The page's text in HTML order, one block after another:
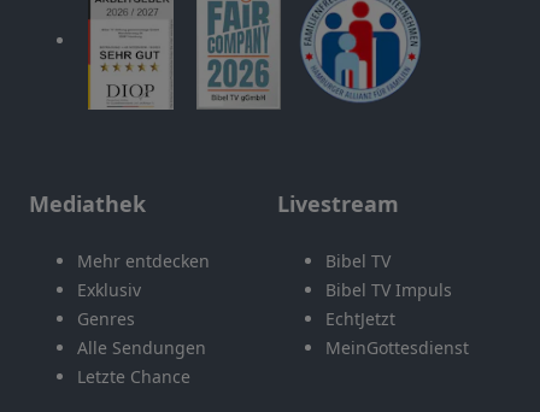
Mediathek
Mehr entdecken
Exklusiv
Genres
Alle Sendungen
Letzte Chance
Livestream
Bibel TV
Bibel TV Impuls
EchtJetzt
MeinGottesdienst